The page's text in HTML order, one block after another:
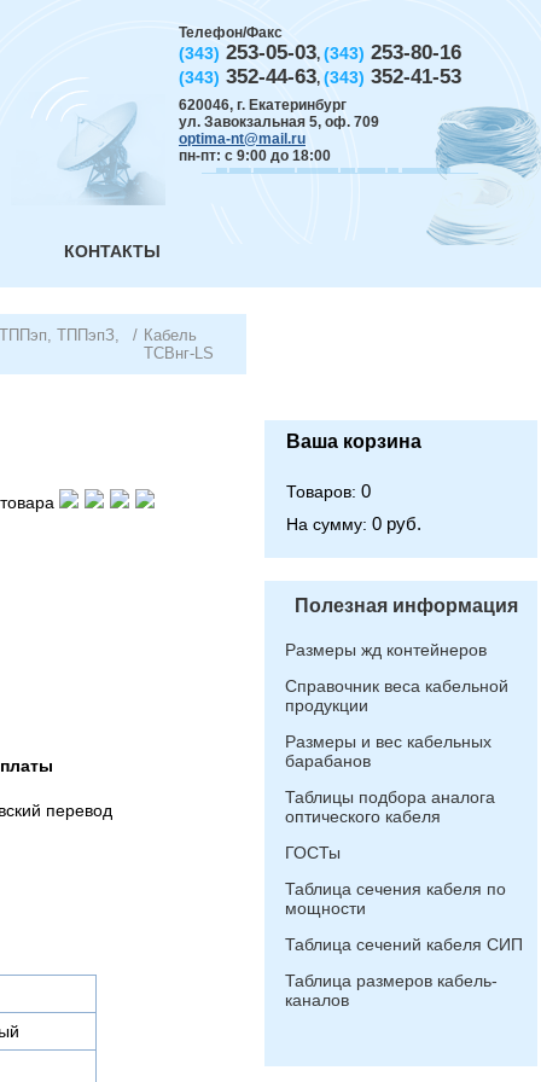
Телефон/Факс
(343) 253-05-03, (343) 253-80-16
(343) 352-44-63, (343) 352-41-53
620046, г. Екатеринбург
ул. Завокзальная 5, оф. 709
optima-nt@mail.ru
пн-пт: с 9:00 до 18:00
КОНТАКТЫ
ТППэпЗ,
/ Кабель
ТСВнг-LS
перевод
Ваша корзина
Товаров: 0
На сумму: 0 руб.
Полезная информация
Размеры жд контейнеров
Справочник веса кабельной
продукции
Размеры и вес кабельных
барабанов
Таблицы подбора аналога
оптического кабеля
ГОСТы
Таблица сечения кабеля по
мощности
Таблица сечений кабеля СИП
Таблица размеров кабель-
каналов